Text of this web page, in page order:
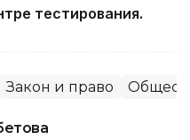
тестирования.
Закон и право